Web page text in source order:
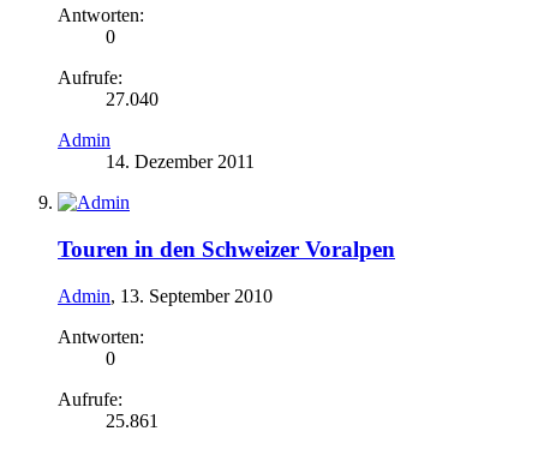
Antworten:
0
Aufrufe:
27.040
Admin
14. Dezember 2011
Touren in den Schweizer Voralpen
Admin, 13. September 2010
Antworten:
0
Aufrufe:
25.861